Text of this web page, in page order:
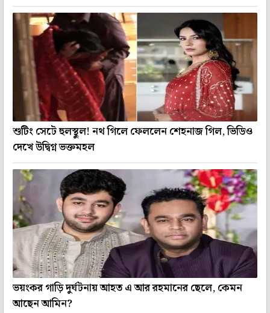
শুটিং সেটে হুলস্থুল! নথ গিলে ফেললেন শেহনাজ গিল, ভিডিও
দেখে উদ্বিগ্ন ভক্তমহল
ভয়ংকর গাড়ি দুর্ঘটনায় আহত এ আর রহমানের ছেলে, কেমন
আছেন আমিন?